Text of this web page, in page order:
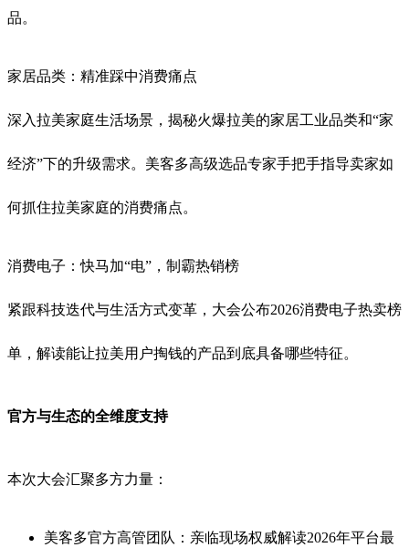
品。
家居品类：精准踩中消费痛点
深入拉美家庭生活场景，揭秘火爆拉美的家居工业品类和“家
经济”下的升级需求。美客多高级选品专家手把手指导卖家如
何抓住拉美家庭的消费痛点。
消费电子：快马加“电”，制霸热销榜
紧跟科技迭代与生活方式变革，大会公布2026消费电子热卖榜
单，解读能让拉美用户掏钱的产品到底具备哪些特征。
官方与生态的全维度支持
本次大会汇聚多方力量 ：
美客多官方高管团队：亲临现场权威解读2026年平台最